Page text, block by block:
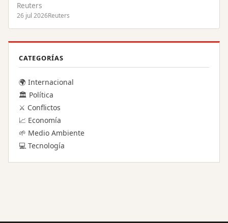
Reuters
26 jul 2026Reuters
CATEGORÍAS
🌍 Internacional
🏛️ Política
⚔️ Conflictos
📈 Economía
🌱 Medio Ambiente
💻 Tecnología